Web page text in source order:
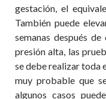
gestación, el equivale
También puede
semanas después de
presión alta, las
se debe realizar toda
muy probable que
algunos casos